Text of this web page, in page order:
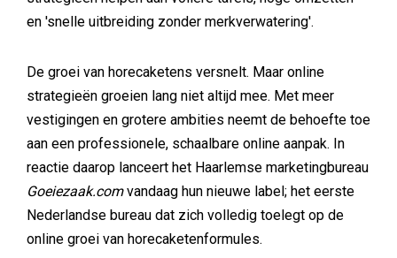
en 'snelle uitbreiding zonder merkverwatering'.
De groei van horecaketens versnelt. Maar online
strategieën groeien lang niet altijd mee. Met meer
vestigingen en grotere ambities neemt de behoefte toe
aan een professionele, schaalbare online aanpak. In
reactie daarop lanceert het Haarlemse marketingbureau
Goeiezaak.comvandaag hun nieuwe label; het eerste
Nederlandse bureau dat zich volledig toelegt op de
online groei van horecaketenformules.